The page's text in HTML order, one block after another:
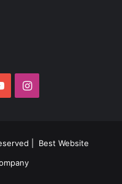
YouTubeInstagram
| Best Website